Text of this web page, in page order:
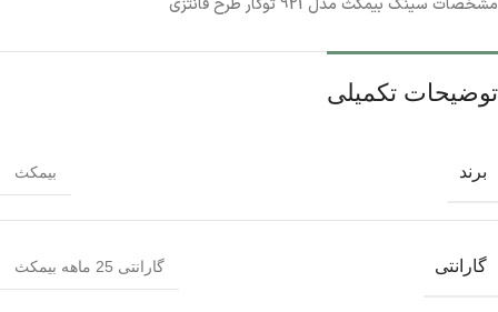
مشخصات سینک بیمکث مدل 921 توکار طرح فانتزی
توضیحات تکمیلی
برند بیمکث
گارانتی گارانتی 25 ماهه بیمکث